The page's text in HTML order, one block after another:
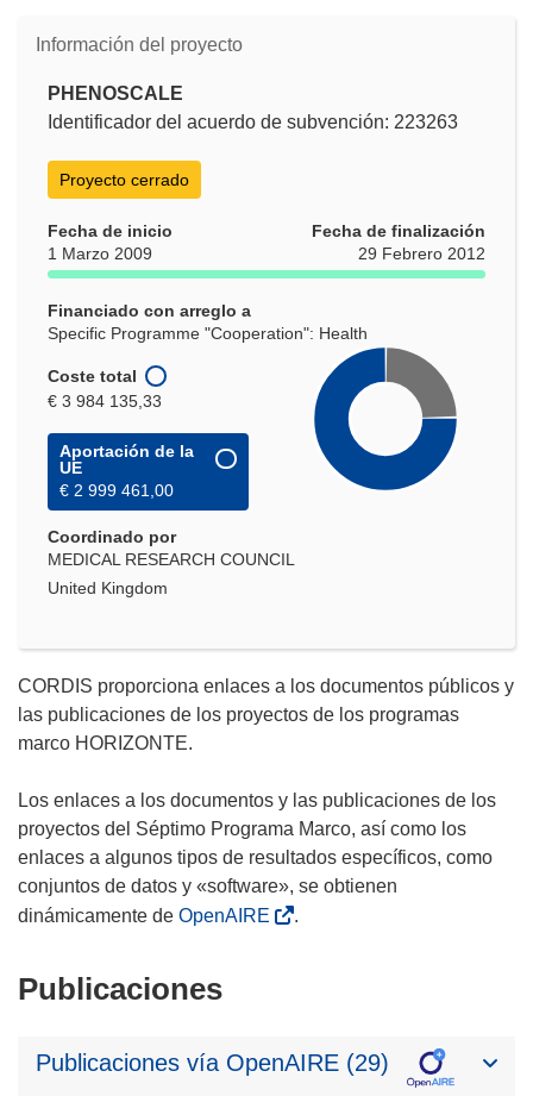
Información del proyecto
PHENOSCALE
Identificador del acuerdo de subvención: 223263
Proyecto cerrado
Fecha de inicio
1 Marzo 2009
Fecha de finalización
29 Febrero 2012
Financiado con arreglo a
Specific Programme "Cooperation": Health
Coste total
€ 3 984 135,33
Aportación de la
UE
€ 2 999 461,00
Coordinado por
MEDICAL RESEARCH COUNCIL
United Kingdom
CORDIS proporciona enlaces a los documentos públicos y
las publicaciones de los proyectos de los programas
marco HORIZONTE.
Los enlaces a los documentos y las publicaciones de los
proyectos del Séptimo Programa Marco, así como los
enlaces a algunos tipos de resultados específicos, como
conjuntos de datos y «software», se obtienen
dinámicamente de OpenAIRE .
Publicaciones
Publicaciones vía OpenAIRE (29)